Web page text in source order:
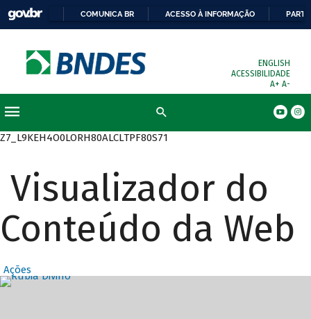
COMUNICA BR ACESSO À INFORMAÇÃO
ENGLISH
ACESSIBILIDADE
A+ A-
Z7_L9KEH4O0LORH80ALCLTPF80S71
Visualizador do
Conteúdo da Web
Ações
Destaques